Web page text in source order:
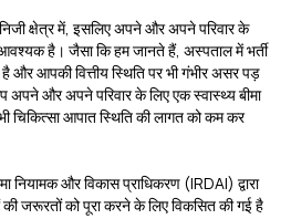
क्षेत्र में, इसलिए अपने और अपने परिवार के
है। जैसा कि हम जानते हैं, अस्पताल में भर्ती
आपकी वित्तीय स्थिति पर भी गंभीर असर पड़
और अपने परिवार के लिए एक स्वास्थ्य बीमा
चिकित्सा आपात स्थिति की लागत को कम कर
नियामक और विकास प्राधिकरण (IRDAI) द्वारा
जरूरतों को पूरा करने के लिए विकसित की गई है